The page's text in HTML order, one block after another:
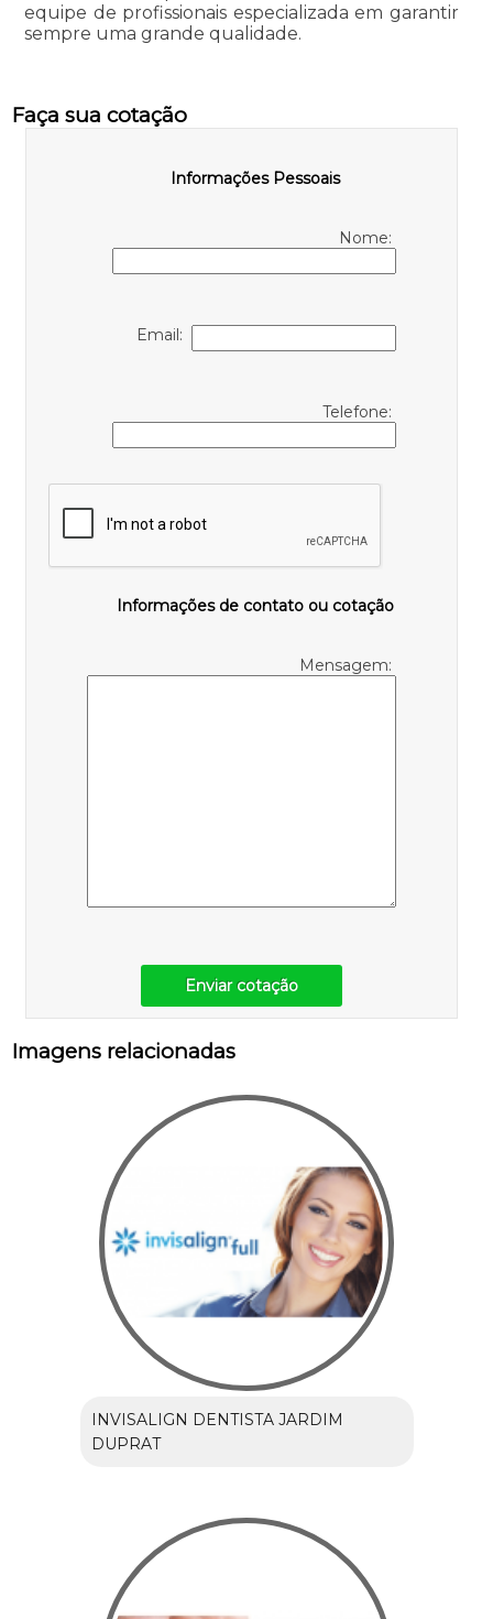
equipe de profissionais especializada em garantir
sempre uma grande qualidade.
Faça sua cotação
Informações Pessoais
Nome:
Email:
Telefone:
Informações de contato ou cotação
Mensagem:
Enviar cotação
Imagens relacionadas
INVISALIGN DENTISTA JARDIM
DUPRAT